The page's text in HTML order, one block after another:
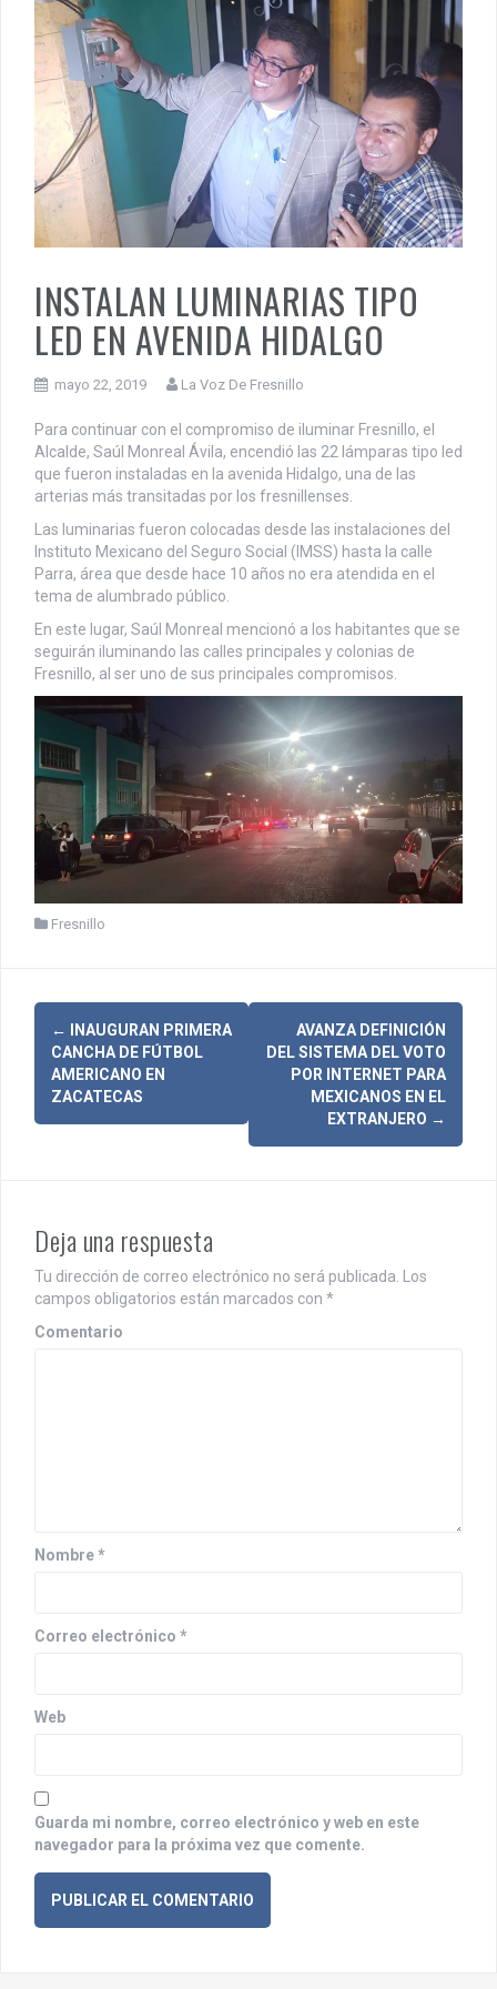
INSTALAN LUMINARIAS TIPO
LED EN AVENIDA HIDALGO
mayo 22, 2019 La Voz De Fresnillo
Para continuar con el compromiso de iluminar Fresnillo, el
Alcalde, Saúl Monreal Ávila, encendió las 22 lámparas tipo led
que fueron instaladas en la avenida Hidalgo, una de las
arterias más transitadas por los fresnillenses.
Las luminarias fueron colocadas desde las instalaciones del
Instituto Mexicano del Seguro Social (IMSS) hasta la calle
Parra, área que desde hace 10 años no era atendida en el
tema de alumbrado público.
En este lugar, Saúl Monreal mencionó a los habitantes que se
seguirán iluminando las calles principales y colonias de
Fresnillo, al ser uno de sus principales compromisos.
Fresnillo
N
v
a
c
i
ó
n
r
d
s
←
INAUGURAN PRIMERA
CANCHA DE FÚTBOL
AMERICANO EN
ZACATECAS
AVANZA DEFINICIÓN
DEL SISTEMA DEL VOTO
POR INTERNET PARA
MEXICANOS EN EL
EXTRANJERO →
Deja una respuesta
Tu dirección de correo electrónico no será publicada. Los
campos obligatorios están marcados con *
Comentario
Nombre*
Correo electrónico *
Web
Guarda mi nombre, correo electrónico y web en este
navegador para la próxima vez que comente.